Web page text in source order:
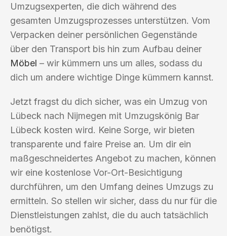
Umzugsexperten, die dich während des
gesamten Umzugsprozesses unterstützen. Vom
Verpacken deiner persönlichen Gegenstände
über den Transport bis hin zum Aufbau deiner
Möbel – wir kümmern uns um alles, sodass du
dich um andere wichtige Dinge kümmern kannst.
Jetzt fragst du dich sicher, was ein Umzug von
Lübeck nach Nijmegen mit Umzugskönig Bar
Lübeck kosten wird. Keine Sorge, wir bieten
transparente und faire Preise an. Um dir ein
maßgeschneidertes Angebot zu machen, können
wir eine kostenlose Vor-Ort-Besichtigung
durchführen, um den Umfang deines Umzugs zu
ermitteln. So stellen wir sicher, dass du nur für die
Dienstleistungen zahlst, die du auch tatsächlich
benötigst.